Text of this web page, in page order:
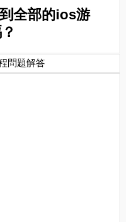
全部的ios游
問題解答